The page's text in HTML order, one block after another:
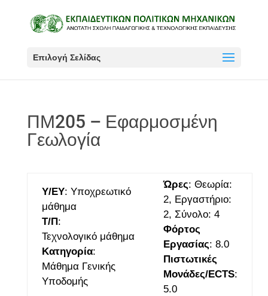
Επιλογή Σελίδας
ΠΜ205 – Εφαρμοσμένη
Γεωλογία
Υ/ΕΥ: Υποχρεωτικό
μάθημα
Τ/Π:
Τεχνολογικό μάθημα
Κατηγορία:
Μάθημα Γενικής
Υποδομής
Ώρες: Θεωρία:
2, Εργαστήριο:
2, Σύνολο: 4
Φόρτος
Εργασίας: 8.0
Πιστωτικές
Μονάδες/ECTS:
5.0